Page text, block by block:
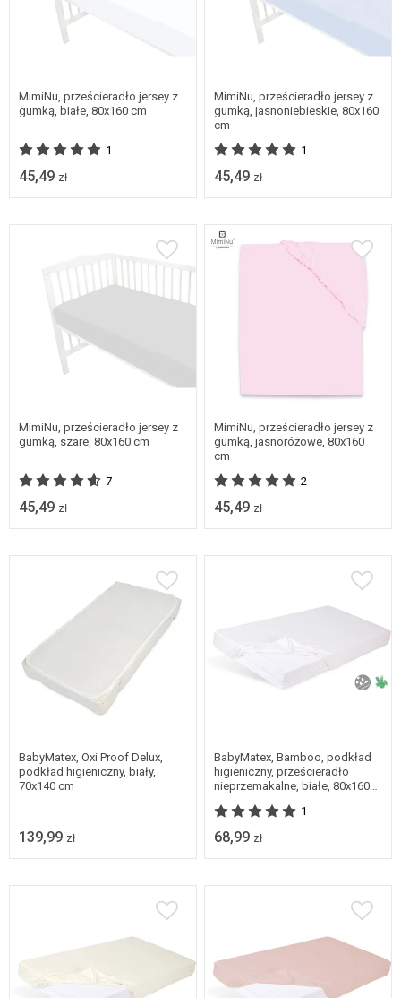
MimiNu, prześcieradło jersey z
gumką, białe, 80x160 cm
1
45,49 zł
MimiNu, prześcieradło jersey z
gumką, jasnoniebieskie, 80x160
cm
1
45,49 zł
MimiNu, prześcieradło jersey z
gumką, szare, 80x160 cm
7
45,49 zł
MimiNu, prześcieradło jersey z
gumką, jasnoróżowe, 80x160
cm
2
45,49 zł
BabyMatex, Oxi Proof Delux,
podkład higieniczny, biały,
70x140 cm
139,99 zł
BabyMatex, Bamboo, podkład
higieniczny, prześcieradło
nieprzemakalne, białe, 80x160
1
68,99 zł